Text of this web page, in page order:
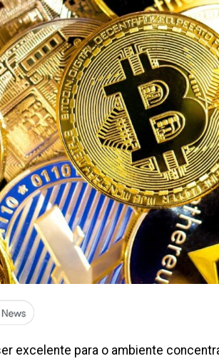
excelente para o ambiente